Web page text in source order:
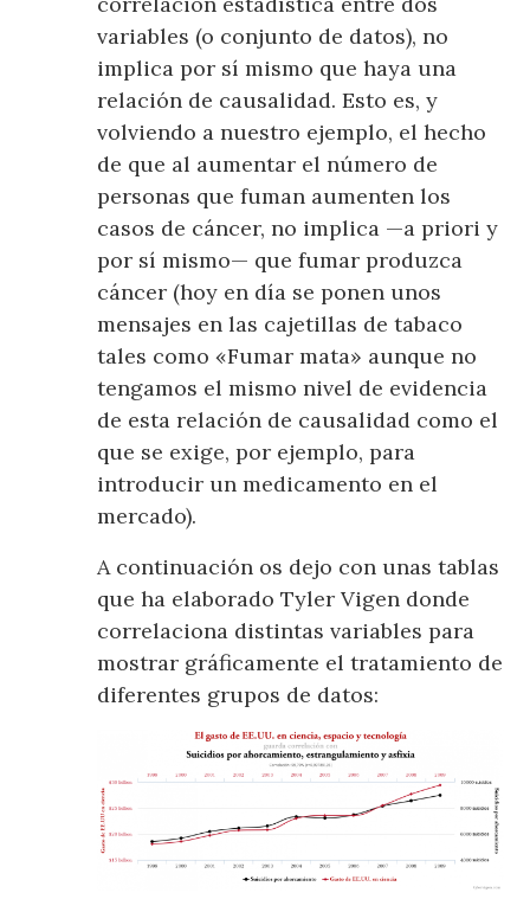
variables (o conjunto de datos), no
implica por sí mismo que haya una
relación de causalidad. Esto es, y
volviendo a nuestro ejemplo, el hecho
de que al aumentar el número de
personas que fuman aumenten los
casos de cáncer, no implica —a priori y
por sí mismo— que fumar produzca
cáncer (hoy en día se ponen unos
mensajes en las cajetillas de tabaco
tales como «Fumar mata» aunque no
tengamos el mismo nivel de evidencia
de esta relación de causalidad como el
que se exige, por ejemplo, para
introducir un medicamento en el
mercado).
A continuación os dejo con unas tablas
que ha elaborado Tyler Vigen donde
correlaciona distintas variables para
mostrar gráficamente el tratamiento de
diferentes grupos de datos: